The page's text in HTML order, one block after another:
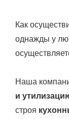
Как
однажды у
Наша
и
строя